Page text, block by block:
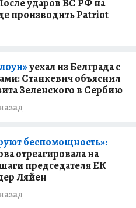
Моисеевой
Москва, 2012 г.),
В эфир! На сайт!» — в
г.), «Как сделать
класс! С
и секретными
«Вече», Москва,
Любовь
мир»,
дневник
томах. В соавторстве
редакции
Москва,
ударов ВС РФ на
производить Patriot
уехал из Белграда с
Станкевич объяснил
Зеленского в Сербию
беспомощность»:
отреагировала на
председателя ЕК
Ляйен